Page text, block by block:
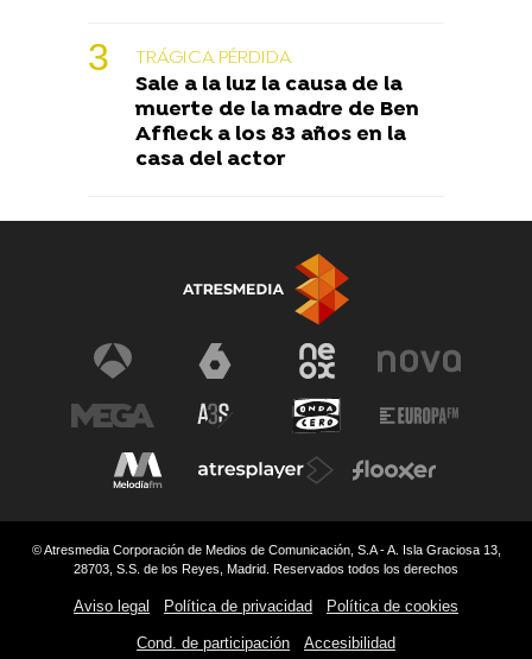
TRÁGICA PÉRDIDA
Sale a la luz la causa de la
muerte de la madre de Ben
Affleck a los 83 años en la
casa del actor
© Atresmedia Corporación de Medios de Comunicación, S.A - A. Isla Graciosa 13,
28703, S.S. de los Reyes, Madrid. Reservados todos los derechos
Aviso legal Política de privacidad Política de cookies
Cond. de participación Accesibilidad